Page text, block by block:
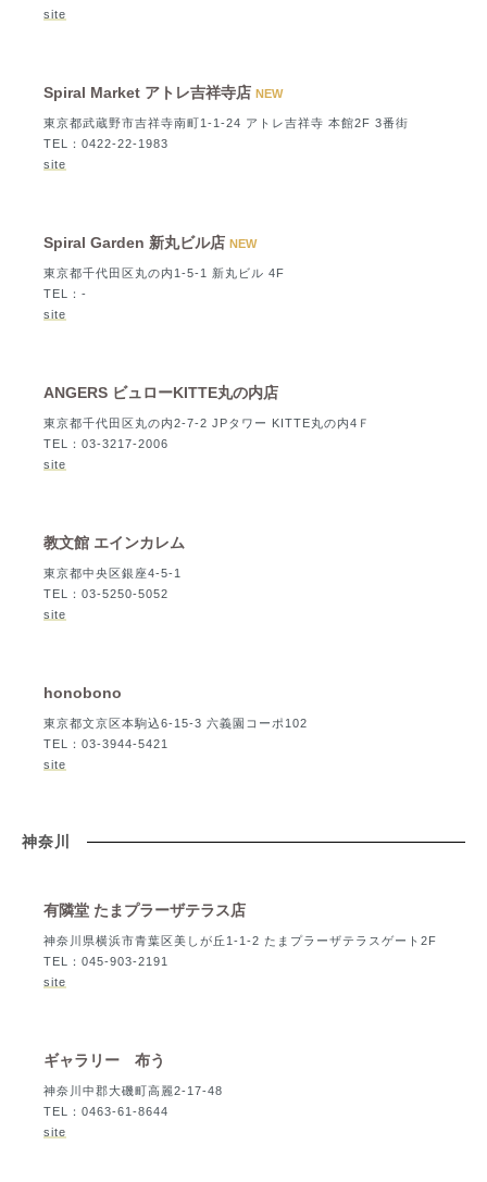
site
Spiral Market アトレ吉祥寺店 NEW
東京都武蔵野市吉祥寺南町1-1-24 アトレ吉祥寺 本館2F 3番街
TEL：0422-22-1983
site
Spiral Garden 新丸ビル店 NEW
東京都千代田区丸の内1-5-1 新丸ビル 4F
TEL：-
site
ANGERS ビュローKITTE丸の内店
東京都千代田区丸の内2-7-2 JPタワー KITTE丸の内4Ｆ
TEL：03-3217-2006
site
教文館 エインカレム
東京都中央区銀座4-5-1
TEL：03-5250-5052
site
honobono
東京都文京区本駒込6-15-3 六義園コーポ102
TEL：03-3944-5421
site
神奈川
有隣堂 たまプラーザテラス店
神奈川県横浜市青葉区美しが丘1-1-2 たまプラーザテラスゲート2F
TEL：045-903-2191
site
ギャラリー 布う
神奈川中郡大磯町高麗2-17-48
TEL：0463-61-8644
site